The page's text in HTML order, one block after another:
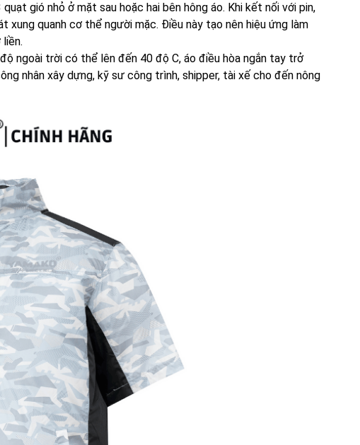
gió nhỏ ở mặt sau hoặc hai bên hông áo. Khi kết nối với pin,
quanh cơ thể người mặc. Điều này tạo nên hiệu ứng làm
ngoài trời có thể lên đến 40 độ C, áo điều hòa ngắn tay trở
nhân xây dựng, kỹ sư công trình, shipper, tài xế cho đến nông